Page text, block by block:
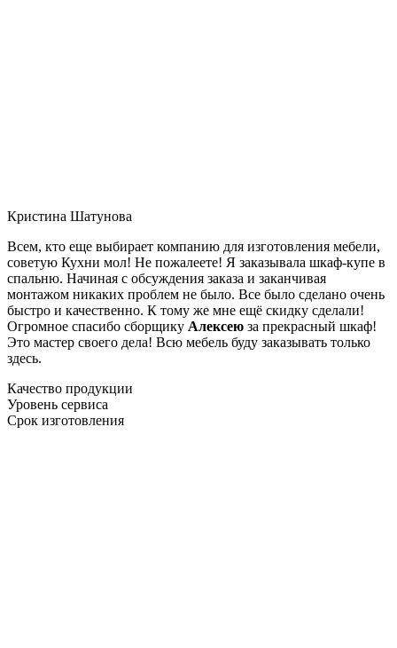
Кристина Шатунова
Всем, кто еще выбирает компанию для изготовления мебели,
советую Кухни мол! Не пожалеете! Я заказывала шкаф-купе в
спальню. Начиная с обсуждения заказа и заканчивая
монтажом никаких проблем не было. Все было сделано очень
быстро и качественно. К тому же мне ещё скидку сделали!
Огромное спасибо сборщику Алексею за прекрасный шкаф!
Это мастер своего дела! Всю мебель буду заказывать только
здесь.
Качество продукции
Уровень сервиса
Срок изготовления